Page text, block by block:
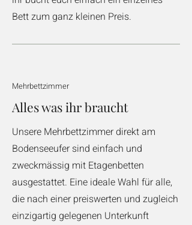
Bett zum ganz kleinen Preis.
Mehrbettzimmer
Alles was ihr braucht
Unsere Mehrbettzimmer direkt am
Bodenseeufer sind einfach und
zweckmässig mit Etagenbetten
ausgestattet. Eine ideale Wahl für alle,
die nach einer preiswerten und zugleich
einzigartig gelegenen Unterkunft